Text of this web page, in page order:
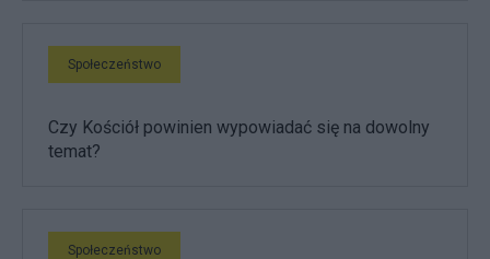
Społeczeństwo
Czy Kościół powinien wypowiadać się na dowolny
temat?
Społeczeństwo